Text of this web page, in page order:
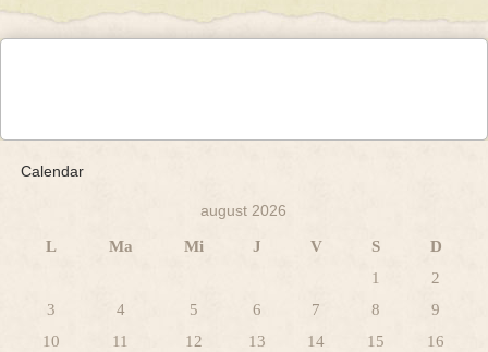
Calendar
august 2026
L Ma Mi J V S
D
1
2
3
4 5 6 7 8
9
10
11 12 13 14 15
16